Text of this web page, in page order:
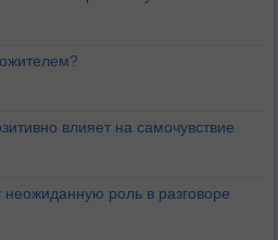
влияет на самочувствие
неожиданную роль в разговоре